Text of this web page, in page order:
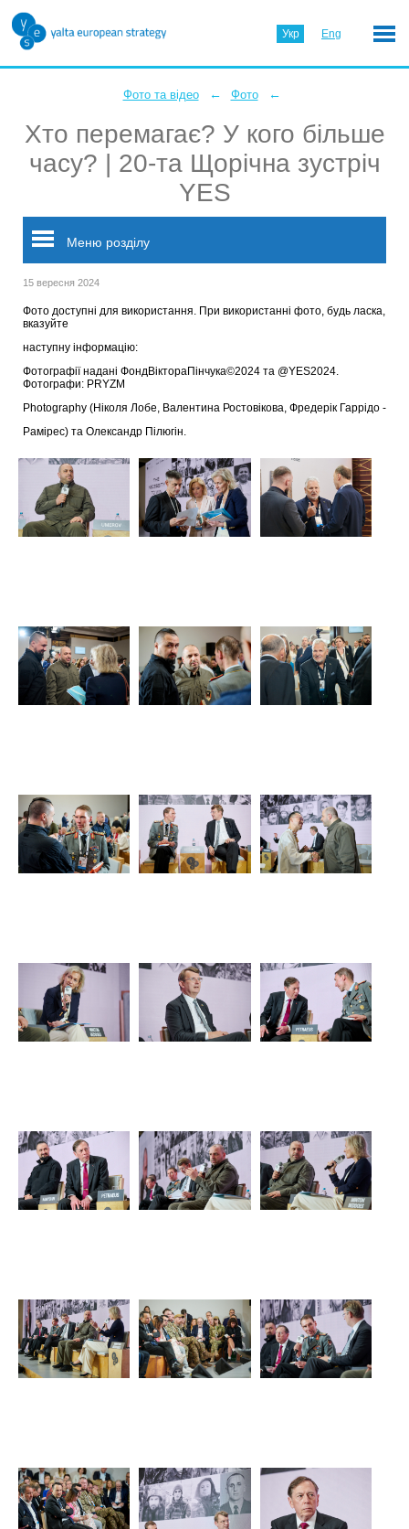
Укр Eng
Фото та відео ← Фото ←
Хто перемагає? У кого більше
часу? | 20-та Щорічна зустріч
YES
Меню розділу
15 вересня 2024
Фото доступні для використання. При використанні фото, будь ласка,
вказуйте
наступну інформацію:
Фотографії надані ФондВіктораПінчука©2024 та @YES2024.
Фотографи: PRYZM
Photography (Ніколя Лобе, Валентина Ростовікова, Фредерік Гаррідо -
Рамірес) та Олександр Пілюгін.